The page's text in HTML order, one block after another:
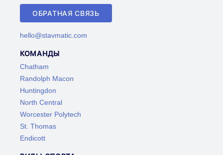
ОБРАТНАЯ СВЯЗЬ
hello@stavmatic.com
КОМАНДЫ
Chatham
Randolph Macon
Huntingdon
North Central
Worcester Polytech
St. Thomas
Endicott